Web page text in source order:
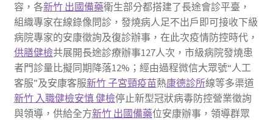
容，各新竹 出國備藥衛生部分都搭建了長途會診平臺，
組織專家在線錄像問診，發燒病人足不出戶即可接收下級
病院專家的安康徵詢及復診辦事，在此次疫情防控時代，
供膳健檢共展開長途診療辦事127人次，市級病院發燒患
者門診量比擬同期降落12%；經由過程微信大眾號“人工
客服”及安康客服新竹 子宮頸疫苗熱康德診所線等多渠道
新竹 入職健檢安慎 健檢停止新型冠狀病毒防控營業徵詢
與領導，供給全方新竹 出國備藥位安康辦事，領導群眾